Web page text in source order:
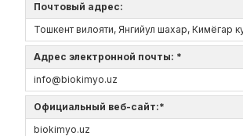
Почтовый адрес:
Тошкент вилояти, Янгийул шахар, Кимёгар
Адрес электронной почты: *
info@biokimyo.uz
Официальный веб-сайт:*
biokimyo.uz